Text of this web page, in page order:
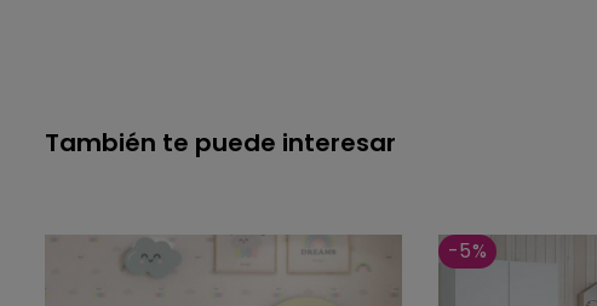
También te puede interesar
-5%